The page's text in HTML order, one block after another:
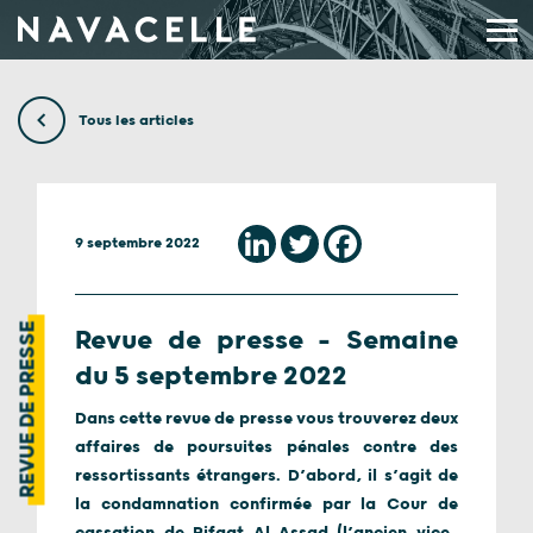
Tous les articles
REVUE DE PRESSE
9 septembre 2022
Revue de presse – Semaine
du 5 septembre 2022
Dans cette revue de presse vous trouverez deux
affaires de poursuites pénales contre des
ressortissants étrangers. D’abord, il s’agit de
la condamnation confirmée par la Cour de